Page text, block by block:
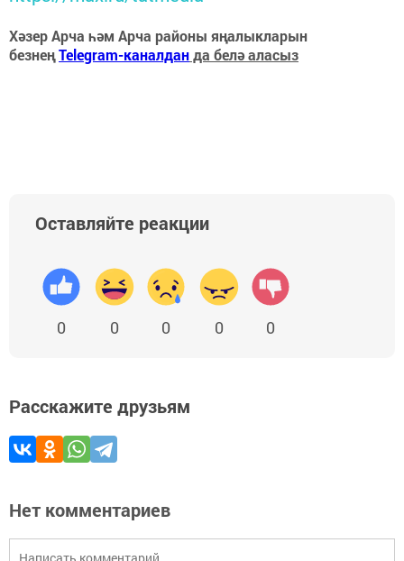
Хәзер Арча һәм Арча районы яңалыкларын
безнеңTelegram-каналданда белә аласыз
Оставляйте реакции
0 0 0 0 0
Расскажите друзьям
Нет комментариев